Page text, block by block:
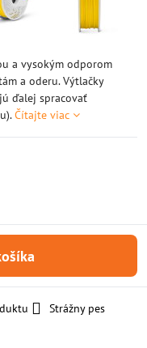
a vysokým odporom
a oderu. Výtlačky
ďalej spracovať
Čítajte viac
Strážny pes